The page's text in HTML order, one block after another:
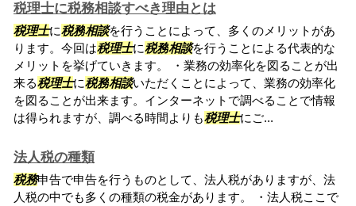
税理士に税務相談すべき理由とは
税理士に税務相談を行うことによって、多くのメリットがあ
ります。今回は税理士に税務相談を行うことによる代表的な
メリットを挙げていきます。 ・業務の効率化を図ることが出
来る税理士に税務相談いただくことによって、業務の効率化
を図ることが出来ます。インターネットで調べることで情報
は得られますが、調べる時間よりも税理士にご...
法人税の種類
税務申告で申告を行うものとして、法人税がありますが、法
人税の中でも多くの種類の税金があります。 ・法人税ここで